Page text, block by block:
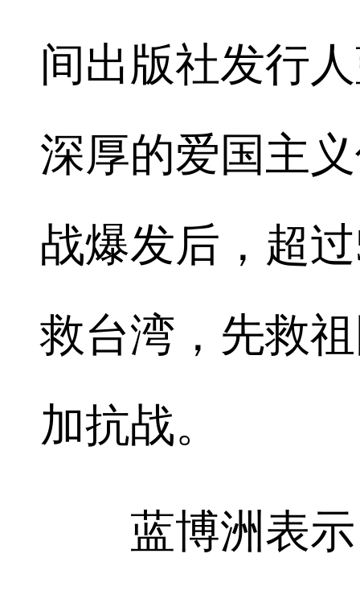
间出版社发行
深厚的爱国主
战爆发后，超
救台湾，先救
加抗战。
蓝博洲表示